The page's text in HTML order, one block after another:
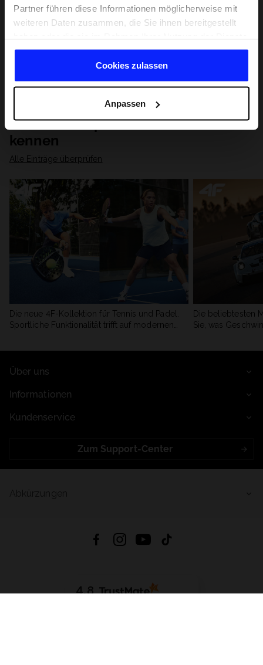
Partner führen diese Informationen möglicherweise mit
weiteren Daten zusammen, die Sie ihnen bereitgestellt
gesammelt haben.
Cookies zulassen
Anpassen
Lernen Sie Sport von Grund auf
kennen
Alle Einträge überprüfen
Die neue 4F-Kollektion für Tennis und Padel.
Sportliche Funktionalität trifft auf modernen
Die beliebtesten
Sie, was
Über uns
Informationen
Kundenservice
Zum Support-Center
4.8